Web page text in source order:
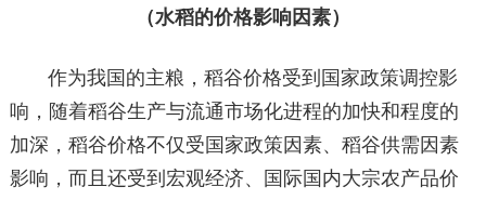
（水稻的价格影响因素）
作为我国的主粮，稻谷价格受到国家政策调控影
响，随着稻谷生产与流通市场化进程的加快和程度的
加深，稻谷价格不仅受国家政策因素、稻谷供需因素
影响，而且还受到宏观经济、国际国内大宗农产品价